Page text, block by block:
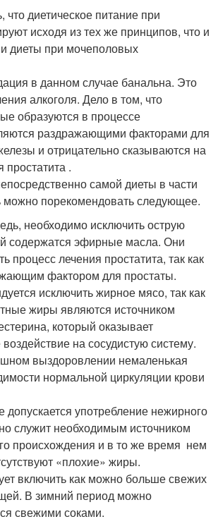
что диетическое питание при
исходя из тех же принципов, что и
диеты при мочеполовых
в данном случае банальна. Это
алкоголя. Дело в том, что
образуются в процессе
раздражающими факторами для
и отрицательно сказываются на
простатита .
самой диеты в части
можно порекомендовать следующее.
необходимо исключить острую
содержатся эфирные масла. Они
процесс лечения простатита, так как
фактором для простаты.
исключить жирное мясо, так как
жиры являются источником
который оказывает
на сосудистую систему.
выздоровлении немаленькая
нормальной циркуляции крови
допускается употребление нежирного
служит необходимым источником
происхождения и в то же время нем
«плохие» жиры.
включить как можно больше свежих
В зимний период можно
свежими соками.